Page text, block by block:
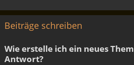
Beiträge schreiben
Wie erstelle ich ein neues
Antwort?